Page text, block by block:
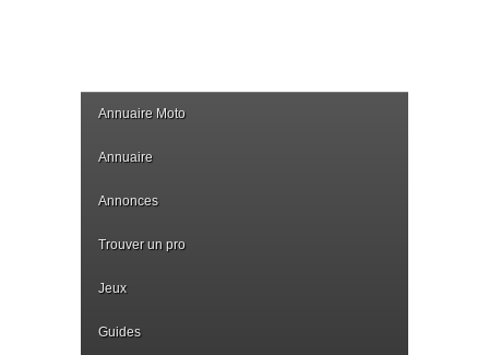
Annuaire Moto
Annuaire
Annonces
Trouver un pro
Jeux
Guides